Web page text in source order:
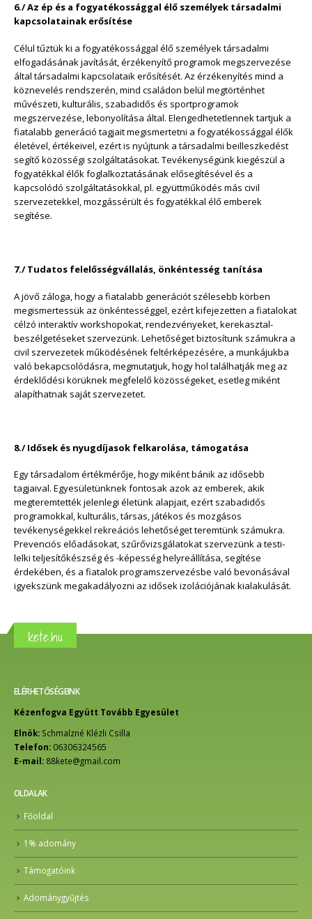
6./ Az ép és a fogyatékossággal élő személyek társadalmi
kapcsolatainak erősítése
Célul tűztük ki a fogyatékossággal élő személyek társadalmi
elfogadásának javítását, érzékenyítő programok megszervezése
által társadalmi kapcsolataik erősítését. Az érzékenyítés mind a
köznevelés rendszerén, mind családon belül megtörténhet
művészeti, kulturális, szabadidős és sportprogramok
megszervezése, lebonyolítása által. Elengedhetetlennek tartjuk a
fiatalabb generáció tagjait megismertetni a fogyatékossággal élők
életével, értékeivel, ezért is nyújtunk a társadalmi beilleszkedést
segítő közösségi szolgáltatásokat. Tevékenységünk kiegészül a
fogyatékkal élők foglalkoztatásának elősegítésével és a
kapcsolódó szolgáltatásokkal, pl. együttműködés más civil
szervezetekkel, mozgássérült és fogyatékkal élő emberek
segítése.
7./ Tudatos felelősségvállalás, önkéntesség tanítása
A jövő záloga, hogy a fiatalabb generációt szélesebb körben
megismertessük az önkéntességgel, ezért kifejezetten a fiatalokat
célzó interaktív workshopokat, rendezvényeket, kerekasztal-
beszélgetéseket szervezünk. Lehetőséget biztosítunk számukra a
civil szervezetek működésének feltérképezésére, a munkájukba
való bekapcsolódásra, megmutatjuk, hogy hol találhatják meg az
érdeklődési körüknek megfelelő közösségeket, esetleg miként
alapíthatnak saját szervezetet.
8./ Idősek és nyugdíjasok felkarolása, támogatása
Egy társadalom értékmérője, hogy miként bánik az idősebb
tagjaival. Egyesületünknek fontosak azok az emberek, akik
megteremtették jelenlegi életünk alapjait, ezért szabadidős
programokkal, kulturális, társas, játékos és mozgásos
tevékenységekkel rekreációs lehetőséget teremtünk számukra.
Prevenciós előadásokat, szűrővizsgálatokat szervezünk a testi-
lelki teljesítőkészség és -képesség helyreállítása, segítése
érdekében, és a fiatalok programszervezésbe való bevonásával
igyekszünk megakadályozni az idősek izolációjának kialakulását.
kete.hu
ELÉRHETŐSÉGEINK
Kézenfogva Együtt Tovább Egyesület
Elnök: Schmalzné Klézli Csilla
Telefon: 06306324565
E-mail: 88kete@gmail.com
OLDALAK
Főoldal
1% adomány
Támogatóink
Adománygyűjtés